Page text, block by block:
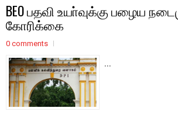
BEO பதவி உயா்வுக்கு பழைய
கோரிக்கை
0 comments
...